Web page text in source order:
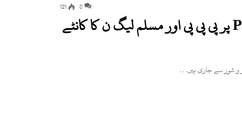
0
121
سوات، ائندہ انتخابات میں حلقہ پی کے چھ PK-6 پر پی پی پی اور مسلم لیگ ن کا کانٹے